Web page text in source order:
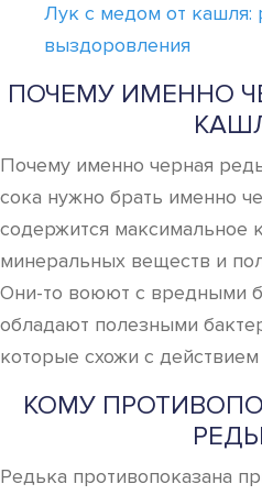
Лук с медом от кашля:
выздоровления
ПОЧЕМУ ИМЕННО
Почему именно черная
сока нужно брать именно
содержится максимальное
минеральных веществ и
Они-то воюют с вредными
обладают полезными
которые схожи с действием
КОМУ
Редька противопоказана